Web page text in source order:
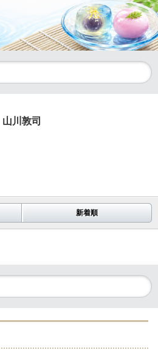
山川敦司
新着順